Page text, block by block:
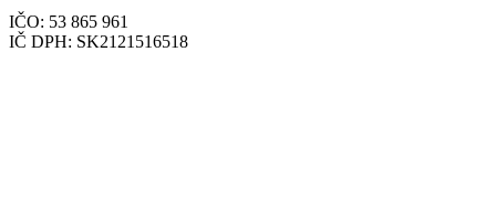
IČO: 53 865 961
IČ DPH: SK2121516518